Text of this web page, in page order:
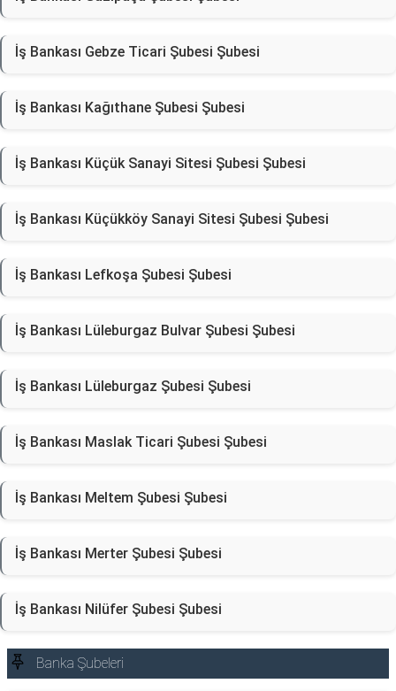
İş Bankası Gebze Ticari Şubesi Şubesi
İş Bankası Kağıthane Şubesi Şubesi
İş Bankası Küçük Sanayi Sitesi Şubesi Şubesi
İş Bankası Küçükköy Sanayi Sitesi Şubesi Şubesi
İş Bankası Lefkoşa Şubesi Şubesi
İş Bankası Lüleburgaz Bulvar Şubesi Şubesi
İş Bankası Lüleburgaz Şubesi Şubesi
İş Bankası Maslak Ticari Şubesi Şubesi
İş Bankası Meltem Şubesi Şubesi
İş Bankası Merter Şubesi Şubesi
İş Bankası Nilüfer Şubesi Şubesi
Banka Şubeleri